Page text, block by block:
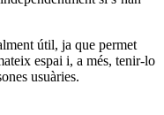
útil, ja que permet
espai i, a més, tenir-lo
usuàries.